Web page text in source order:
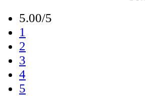
5.00/5
1
2
3
4
5